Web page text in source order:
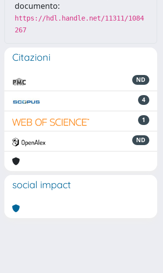
documento:
https://hdl.handle.net/11311/1084
267
Citazioni
ND
4
1
ND
social impact